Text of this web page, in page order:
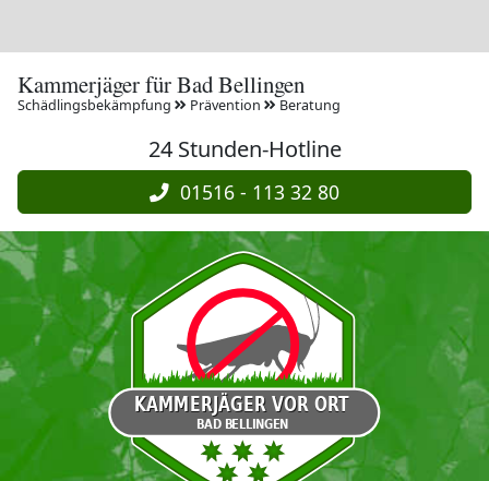
Kammerjäger für Bad Bellingen
Schädlingsbekämpfung Prävention Beratung
24 Stunden-Hotline
01516 - 113 32 80